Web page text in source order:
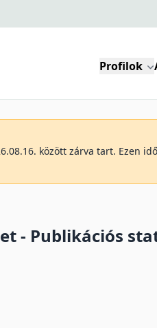
Profilok
között zárva tart. Ezen
- Publikációs